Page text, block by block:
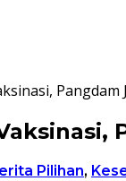
Pangdam
Pilihan,